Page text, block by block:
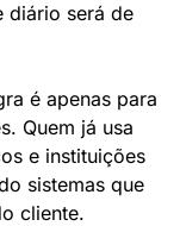
diário será de
é apenas para
Quem já usa
e instituições
sistemas que
cliente.